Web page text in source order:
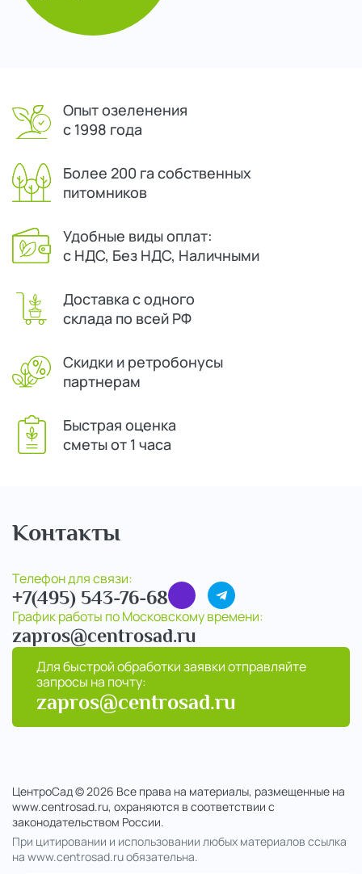
Опыт озеленения
с 1998 года
Более 200 га собственных
питомников
Удобные виды оплат:
с НДС, Без НДС, Наличными
Доставка с одного
склада по всей РФ
Скидки и ретробонусы
партнерам
Быстрая оценка
сметы от 1 часа
Контакты
Телефон для связи:
+7(495) 543-76-68
График работы по Московскому времени:
zapros@centrosad.ru
Для быстрой обработки заявки отправляйте
запросы на почту:
zapros@centrosad.ru
ЦентроСад © 2026 Все права на материалы, размещенные на
www.centrosad.ru, охраняются в соответствии с
законодательством России.
При цитировании и использовании любых материалов ссылка
на www.centrosad.ru обязательна.